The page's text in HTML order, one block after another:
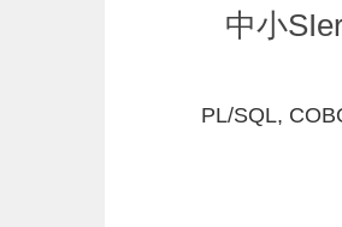
中小
PL/SQL,